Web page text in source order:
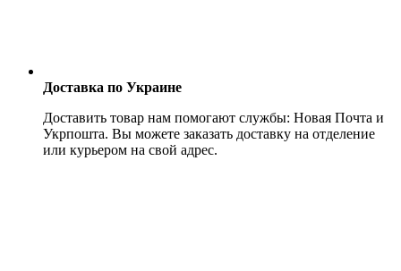
Доставка по Украине
Доставить товар нам помогают службы: Новая Почта и
Укрпошта. Вы можете заказать доставку на отделение
или курьером на свой адрес.